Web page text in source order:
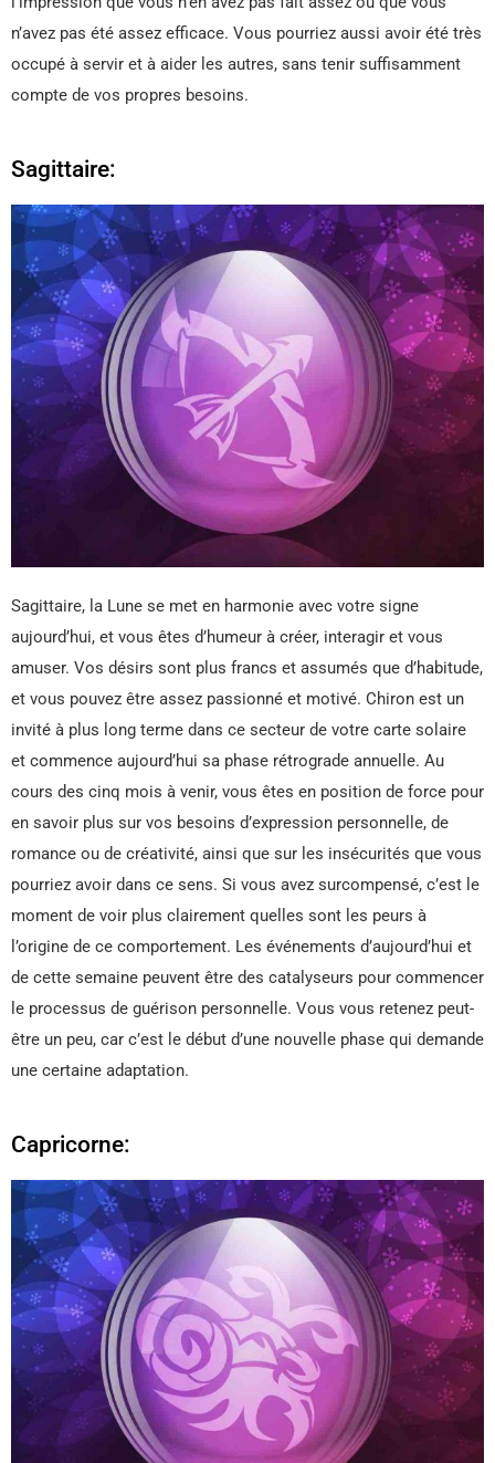
n’avez pas été assez efficace. Vous pourriez aussi avoir été très
occupé à servir et à aider les autres, sans tenir suffisamment
compte de vos propres besoins.
Sagittaire:
Sagittaire, la Lune se met en harmonie avec votre signe
aujourd’hui, et vous êtes d’humeur à créer, interagir et vous
amuser. Vos désirs sont plus francs et assumés que d’habitude,
et vous pouvez être assez passionné et motivé. Chiron est un
invité à plus long terme dans ce secteur de votre carte solaire
et commence aujourd’hui sa phase rétrograde annuelle. Au
cours des cinq mois à venir, vous êtes en position de force pour
en savoir plus sur vos besoins d’expression personnelle, de
romance ou de créativité, ainsi que sur les insécurités que vous
pourriez avoir dans ce sens. Si vous avez surcompensé, c’est le
moment de voir plus clairement quelles sont les peurs à
l’origine de ce comportement. Les événements d’aujourd’hui et
de cette semaine peuvent être des catalyseurs pour commencer
le processus de guérison personnelle. Vous vous retenez peut-
être un peu, car c’est le début d’une nouvelle phase qui demande
une certaine adaptation.
Capricorne: